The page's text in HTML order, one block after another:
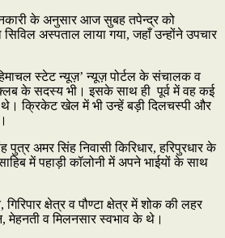
के अनुसार आज सुबह तपेन्द्र को
अस्पताल लाया गया, जहाँ उन्होंने उपचार
स्टेट न्यूज़’ न्यूज़ पोर्टल के संचालक व
के सदस्य भी। इसके साथ ही पूर्व में वह कई
क्रिकेट खेल में भी उन्हें बड़ी दिलचस्पी और
पुत्र अमर सिंह निवासी किरिधार, हरिपुरधार के
में पहाड़ी कॉलोनी में अपने भाईयों के साथ
क्षेत्र व पौण्टा क्षेत्र में शोक की लहर
मेहनती व मिलनसार स्वभाव के थे।